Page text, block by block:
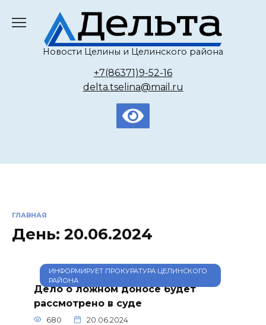
содержанию
Новости Целины и Целинского района
+7(86371)9-52-16
delta.tselina@mail.ru
ГЛАВНАЯ
День: 20.06.2024
ИНФОРМИРУЕТ ПРОКУРАТУРА ЦЕЛИНСКОГО
РАЙОНА
Дело о ложном доносе будет
рассмотрено в суде
680 20.06.2024